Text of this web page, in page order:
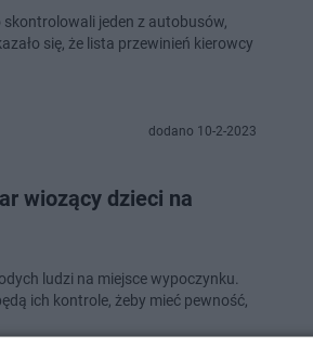
jeden z autobusów,
się, że lista przewinień kierowcy
dodano 10-2-2023
wiozący dzieci na
ludzi na miejsce wypoczynku.
ich kontrole, żeby mieć pewność,